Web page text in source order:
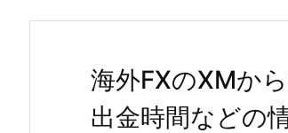
海外FXのXMか
出金時間などの